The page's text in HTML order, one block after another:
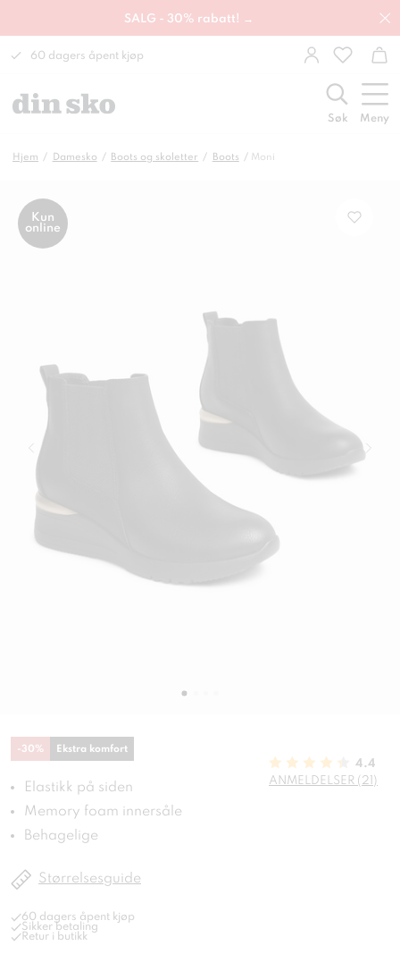
SALG - 30% rabatt! →
60 dagers åpent kjøp
Søk Meny
Hjem Damesko Boots og skoletter Boots Moni
Kun
online
-30% Ekstra komfort
Elastikk på siden
Memory foam innersåle
Behagelige
4.4
ANMELDELSER (21)
Størrelsesguide
60 dagers åpent kjøp
Sikker betaling
Retur i butikk